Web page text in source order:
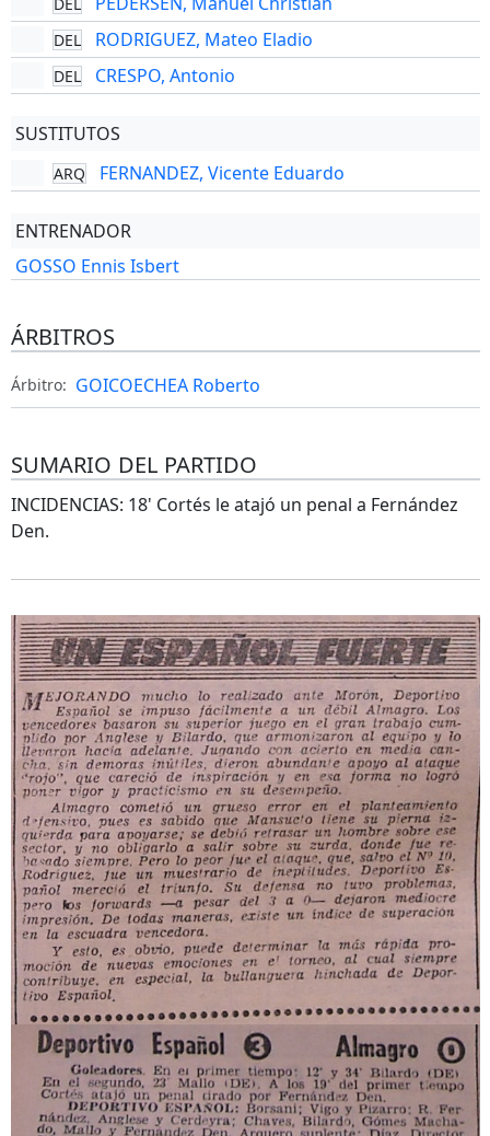
DEL RODRIGUEZ, Mateo Eladio
DEL CRESPO, Antonio
SUSTITUTOS
ARQ FERNANDEZ, Vicente Eduardo
ENTRENADOR
GOSSO Ennis Isbert
ÁRBITROS
Árbitro: GOICOECHEA Roberto
SUMARIO DEL PARTIDO
INCIDENCIAS: 18' Cortés le atajó un penal a Fernández
Den.